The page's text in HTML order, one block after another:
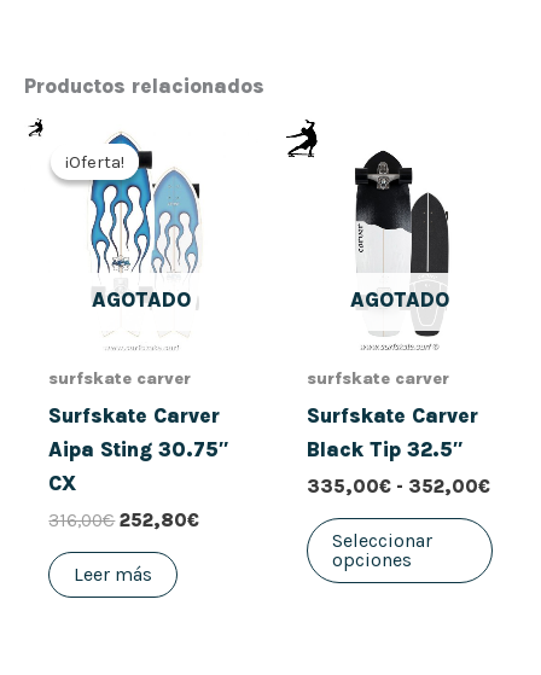
Productos relacionados
¡Oferta!
AGOTADO
¡Oferta!
surfskate carver
Surfskate Carver
Aipa Sting 30.75″
CX
316,00€
El
precio
original
era:
316,00€.
252,80€
es:
252,80€.
Leer más
AGOTADO
surfskate carver
Surfskate Carver
Black Tip 32.5″
335,00€ - 352,00€
Seleccionar
opciones